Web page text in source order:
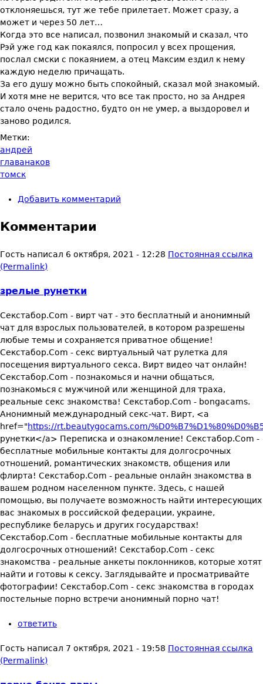
отклоняешься, тут же тебе прилетает. Может сразу, а
может и через 50 лет…
Когда это все написал, позвонил знакомый и сказал, что
Рэй уже год как покаялся, попросил у всех прощения,
послал смски с покаянием, а отец Максим ездил к нему
каждую неделю причащать.
За его душу можно быть спокойный, сказал мой знакомый.
И хотя мне не верится, что все так просто, но за Андрея
стало очень радостно, будто он не умер, а выздоровел и
заново родился.
Метки:
андрей
главанаков
томск
Добавить комментарий
Комментарии
Гость написал 6 октября, 2021 - 12:28 Постоянная ссылка
(Permalink)
зрелые рунетки
Секстабор.Com - вирт чат - это бесплатный и анонимный
чат для взрослых пользователей, в котором разрешены
любые темы и сохраняется приватное общение!
Секстабор.Com - секс виртуальный чат рулетка для
посещения виртуального секса. Вирт видео чат онлайн!
Секстабор.Com - познакомься и начни общаться,
познакомься с мужчиной или женщиной для траха,
реальные секс знакомства! Секстабор.Com - bongacams.
Анонимный международный секс-чат. Вирт, <a
href="https://rt.beautygocams.com/
рунетки</a> Переписка и ознакомление! Секстабор.Com -
бесплатные мобильные контакты для долгосрочных
отношений, романтических знакомств, общения или
флирта! Секстабор.Com - реальные онлайн знакомства в
вашем родном населенном пункте. Здесь, с нашей
помощью, вы получаете возможность найти интересующих
вас знакомых в российской федерации, украине,
республике беларусь и других государствах!
Секстабор.Com - бесплатные мобильные контакты для
долгосрочных отношений! Секстабор.Com - секс
знакомства - реальные анкеты поклонников, которые хотят
найти и готовы к сексу. Заглядывайте и просматривайте
фотографии! Секстабор.Com - секс знакомства в городах
постельные порно встречи анонимный порно чат!
ответить
Гость написал 7 октября, 2021 - 19:58 Постоянная ссылка
(Permalink)